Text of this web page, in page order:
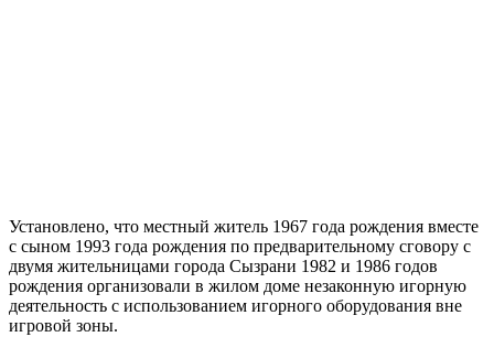
Установлено, что местный житель 1967 года рождения вместе
с сыном 1993 года рождения по предварительному сговору с
двумя жительницами города Сызрани 1982 и 1986 годов
рождения организовали в жилом доме незаконную игорную
деятельность с использованием игорного оборудования вне
игровой зоны.